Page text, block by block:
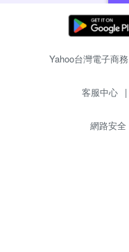
Yahoo台灣電子商
客服中心 |
網路安全